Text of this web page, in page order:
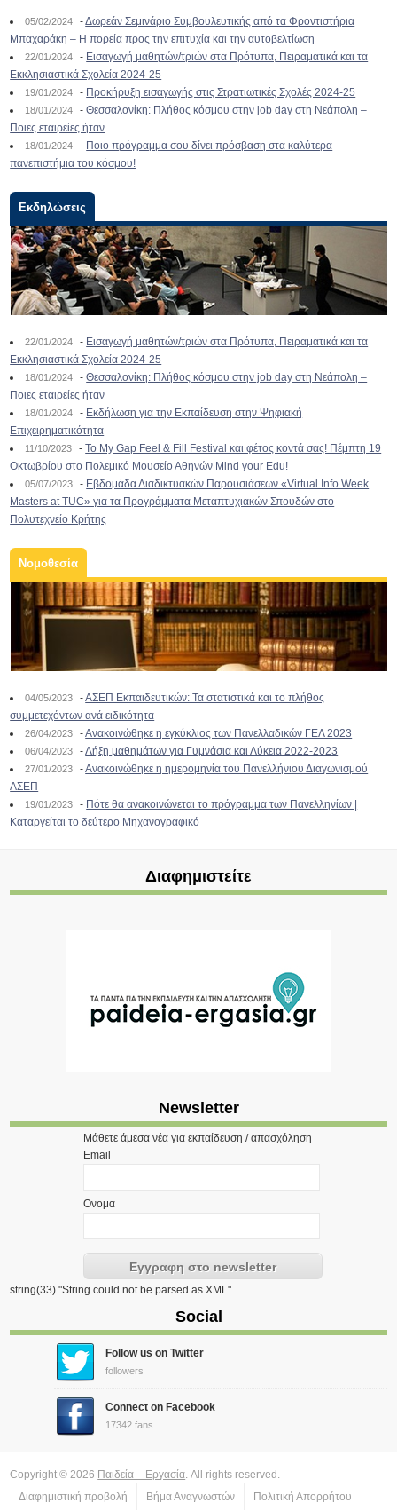
05/02/2024 -Δωρεάν Σεμινάριο Συμβουλευτικής από τα Φροντιστήρια
Μπαχαράκη – Η πορεία προς την επιτυχία και την αυτοβελτίωση
22/01/2024 - Εισαγωγή μαθητών/τριών στα Πρότυπα, Πειραματικά και τα
Εκκλησιαστικά Σχολεία 2024-25
19/01/2024 - Προκήρυξη εισαγωγής στις Στρατιωτικές Σχολές 2024-25
18/01/2024 -Θεσσαλονίκη: Πλήθος κόσμου στην job day στη Νεάπολη –
Ποιες εταιρείες ήταν
18/01/2024 - Ποιο πρόγραμμα σου δίνει πρόσβαση στα καλύτερα
πανεπιστήμια του κόσμου!
Εκδηλώσεις
22/01/2024 - Εισαγωγή μαθητών/τριών στα Πρότυπα, Πειραματικά και τα
Εκκλησιαστικά Σχολεία 2024-25
18/01/2024 -Θεσσαλονίκη: Πλήθος κόσμου στην job day στη Νεάπολη –
Ποιες εταιρείες ήταν
18/01/2024 - Εκδήλωση για την Εκπαίδευση στην Ψηφιακή
Επιχειρηματικότητα
11/10/2023 -To My Gap Feel & Fill Festival και φέτος κοντά σας! Πέμπτη 19
Οκτωβρίου στο Πολεμικό Μουσείο Αθηνών Mind your Edu!
05/07/2023 - Εβδομάδα Διαδικτυακών Παρουσιάσεων «Virtual Info Week
Masters at TUC» για τα Προγράμματα Μεταπτυχιακών Σπουδών στο
Πολυτεχνείο Κρήτης
Νομοθεσία
04/05/2023 -ΑΣΕΠ Εκπαιδευτικών: Τα στατιστικά και το πλήθος
συμμετεχόντων ανά ειδικότητα
26/04/2023 -Ανακοινώθηκε η εγκύκλιος των Πανελλαδικών ΓΕΛ 2023
06/04/2023 -Λήξη μαθημάτων για Γυμνάσια και Λύκεια 2022-2023
27/01/2023 -Ανακοινώθηκε η ημερομηνία του Πανελλήνιου Διαγωνισμού
ΑΣΕΠ
19/01/2023 - Πότε θα ανακοινώνεται το πρόγραμμα των Πανελληνίων |
Καταργείται το δεύτερο Μηχανογραφικό
Διαφημιστείτε
Newsletter
Μάθετε άμεσα νέα για εκπαίδευση / απασχόληση
Email
Ονομα
string(33) "String could not be parsed as XML"
Social
Follow us on Twitter
followers
Connect on Facebook
17342 fans
Copyright © 2026 Παιδεία – Εργασία. All rights reserved.
Διαφημιστική προβολή
Βήμα Αναγνωστών Πολιτική Απορρήτου